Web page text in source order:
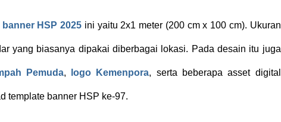
HSP 2025 ini yaitu 2x1 meter (200 cm x 100 cm). Ukuran
yang biasanya dipakai diberbagai lokasi. Pada desain itu juga
Pemuda, logo Kemenpora, serta beberapa asset digital
template banner HSP ke-97.